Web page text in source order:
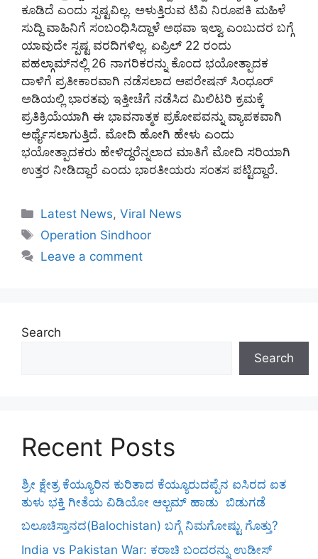
ಕೂಡಿದೆ ಎಂದು ಸ್ಪಷ್ಟವಿಲ್ಲ. ಅಳುತ್ತಿರುವ ಟಿವಿ ನಿರೂಪಕಿ ಮಹಿಳೆ
ಸುದ್ದಿ ವಾಹಿನಿಗೆ ಸಂಬಂಧಿಸಿದ್ದಾಳೆ ಅಥವಾ ಇಲ್ವಾ ಎಂಬುದರ ಬಗ್ಗೆ
ಯಾವುದೇ ಸ್ಪಷ್ಟ ವರದಿಗಳಿಲ್ಲ. ಏಪ್ರಿಲ್ 22 ರಂದು
ಪಹಲ್ಗಾಮ್‌ನಲ್ಲಿ 26 ನಾಗರಿಕರನ್ನು ಕೊಂದ ಭಯೋತ್ಪಾದಕ
ದಾಳಿಗೆ ಪ್ರತೀಕಾರವಾಗಿ ನಡೆಸಲಾದ ಆಪರೇಷನ್ ಸಿಂಧೂರ್
ಅಡಿಯಲ್ಲಿ ಭಾರತವು ಇತ್ತೀಚೆಗೆ ನಡೆಸಿದ ಮಿಲಿಟರಿ ಕ್ರಮಕ್ಕೆ
ಪ್ರತಿಕ್ರಿಯೆಯಾಗಿ ಈ ಭಾವನಾತ್ಮಕ ಪ್ರಕೋಪವನ್ನು ವ್ಯಾಪಕವಾಗಿ
ಅರ್ಥೈಸಲಾಗುತ್ತಿದೆ. ಮೋದಿ ಹೋಗಿ ಹೇಳು ಎಂದು
ಭಯೋತ್ಪಾದಕರು ಹೇಳಿದ್ದರೆನ್ನಲಾದ ಮಾತಿಗೆ ಮೋದಿ ಸರಿಯಾಗಿ
ಉತ್ತರ ನೀಡಿದ್ದಾರೆ ಎಂದು ಭಾರತೀಯರು ಸಂತಸ ಪಟ್ಟಿದ್ದಾರೆ.
Categories
Latest News,Viral News
Tags
Operation Sindhoor
Leave a comment
Search
Search
Recent Posts
ಶ್ರೀ ಕ್ಷೇತ್ರ ಕೆಯ್ಯೂರಿನ ಕುರಿತಾದ ಕೆಯ್ಯೂರುದಪ್ಪೆನ ಐಸಿರದ ಐತ
ತುಳು ಭಕ್ತಿ ಗೀತೆಯ ವಿಡಿಯೋ ಆಲ್ಬಮ್ ಹಾಡು ಬಿಡುಗಡೆ
ಬಲೂಚಿಸ್ತಾನದ(Balochistan) ಬಗ್ಗೆ ನಿಮಗೋಷ್ಟು ಗೊತ್ತು?
India vs Pakistan War: ಕರಾಚಿ ಬಂದರನ್ನು ಉಡೀಸ್